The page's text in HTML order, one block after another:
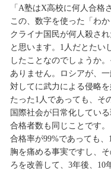
「A塾はX高校に何人合格
この、数字を使った「わ
クライナ国民が何人殺さ
と思います。1人だとたい
したことなのでしょうか
ありません。ロシアが、
対してに武力による侵略
たった1人であっても、そ
国際社会が日常化してい
合格者数も同じことです。
合格率が99%であっても
胸を痛める事実ですし、
ろを改善して、3年後、10